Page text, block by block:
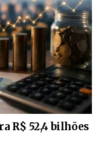
R$ 52,4 bilhões